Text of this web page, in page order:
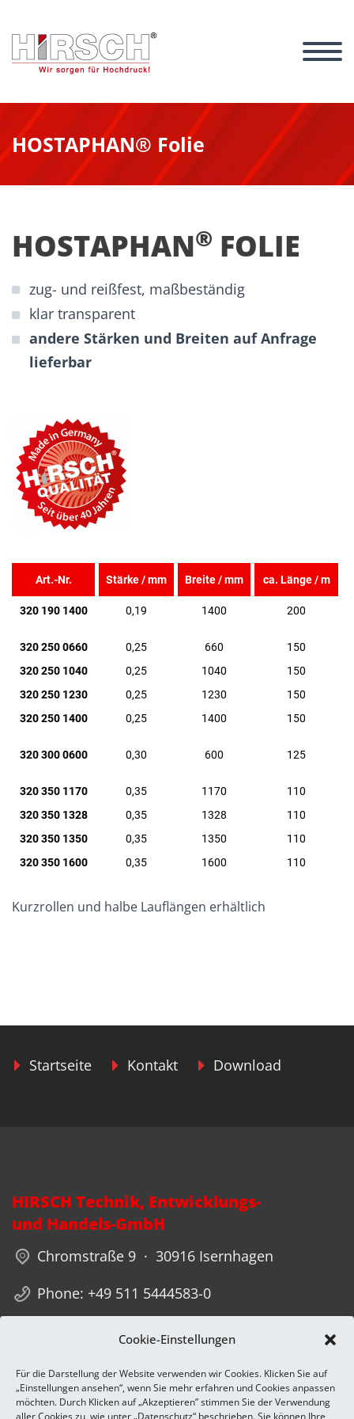
Cookie-Einstellungen
Für die Darstellung der Website verwenden wir Cookies. Klicken Sie auf
„Einstellungen ansehen“, wenn Sie mehr erfahren und Cookies anpassen
möchten. Durch Klicken auf „Akzeptieren” stimmen Sie der Verwendung
aller Cookies zu, wie unter „Datenschutz“ beschrieben. Sie können Ihre
HOSTAPHAN® Folie
HOSTAPHAN® FOLIE
zug- und reißfest, maßbeständig
klar transparent
andere Stärken und Breiten auf Anfrage
lieferbar
Art.-Nr. Stärke / mm Breite / mm ca. Länge / m
320 190 1400 0,19 1400 200
320 250 0660 0,25 660
150
320 250 1040
0,25 1040
150
320 250 1230
0,25 1230
150
320 250 1400
0,25 1400 150
320 300 0600 0,30 600 125
320 350 1170 0,35 1170
110
320 350 1328
0,35 1328
110
320 350 1350
0,35 1350
110
320 350 1600
0,35 1600 110
Kurzrollen und halbe Lauflängen erhältlich
Startseite Kontakt Download
HIRSCH Technik, Entwicklungs-
und Handels-GmbH
Chromstraße 9 · 30916 Isernhagen
Phone: +49 511 5444583-0
Fax: +49 511 5444583-1 · info(a)hirsch-